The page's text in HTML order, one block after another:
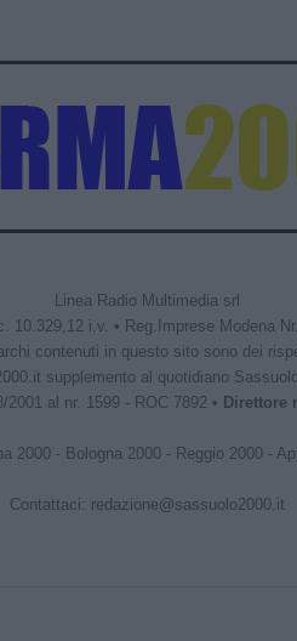
Linea Radio Multimedia srl
10.329,12 i.v. • Reg.Imprese Modena
contenuti in questo sito sono dei
supplemento al quotidiano
al nr. 1599 - ROC 7892 • Direttore
2000 - Bologna 2000 - Reggio 2000 -
Contattaci: redazione@sassuolo2000.it